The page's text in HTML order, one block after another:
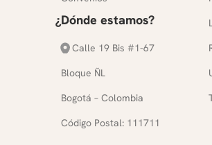
¿Dónde estamos?
Calle 19 Bis #1-67
Bloque ÑL
Bogotá – Colombia
Código Postal: 111711